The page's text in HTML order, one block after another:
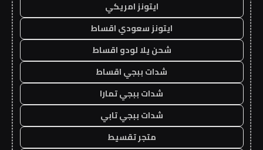
ايتونز امريكي
ايتونز سعودي اقساط
شحن يلا لودو اقساط
شدات ببجي اقساط
شدات ببجي تمارا
شدات ببجي تابي
متجر تقسيط